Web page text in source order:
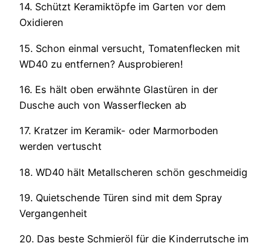
14. Schützt Keramiktöpfe im Garten vor dem
Oxidieren
15. Schon einmal versucht, Tomatenflecken mit
WD40 zu entfernen? Ausprobieren!
16. Es hält oben erwähnte Glastüren in der
Dusche auch von Wasserflecken ab
17. Kratzer im Keramik- oder Marmorboden
werden vertuscht
18. WD40 hält Metallscheren schön geschmeidig
19. Quietschende Türen sind mit dem Spray
Vergangenheit
20. Das beste Schmieröl für die Kinderrutsche im